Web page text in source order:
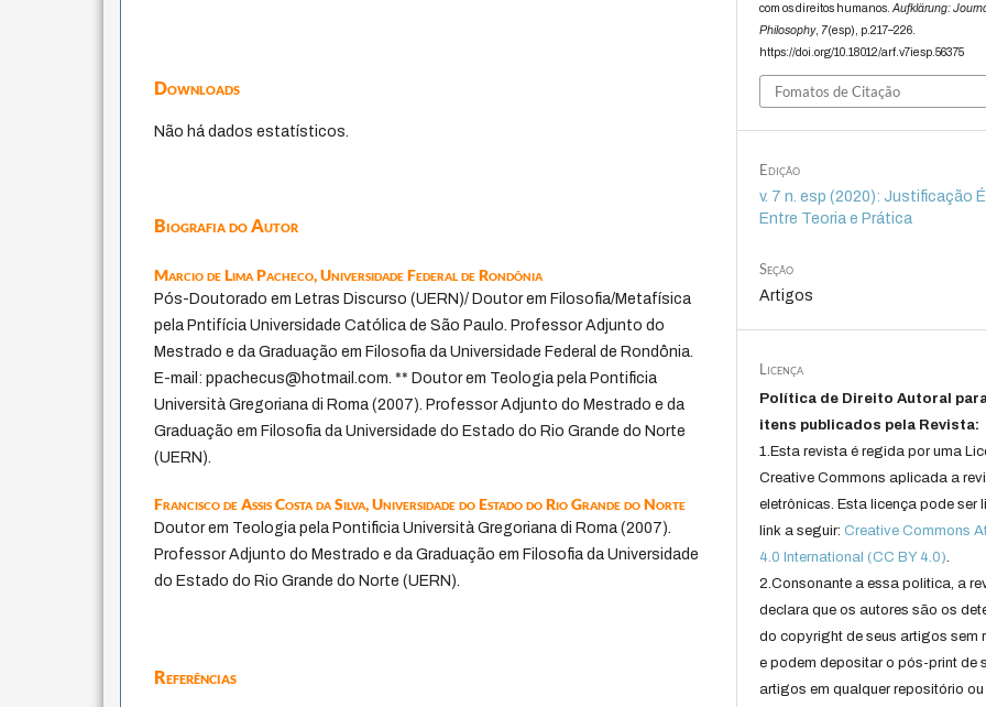
Downloads
Não há dados estatísticos.
Biografia do Autor
Marcio de Lima Pacheco,Universidade Federal de Rondônia
Pós-Doutorado em Letras Discurso (UERN)/ Doutor em Filosofia/Metafísica
pela Pntifícia Universidade Católica de São Paulo. Professor Adjunto do
Mestrado e da Graduação em Filosofia da Universidade Federal de Rondônia.
E-mail: ppachecus@hotmail.com. ** Doutor em Teologia pela Pontificia
Università Gregoriana di Roma (2007). Professor Adjunto do Mestrado e da
Graduação em Filosofia da Universidade do Estado do Rio Grande do Norte
(UERN).
Francisco de Assis Costa da Silva,Universidade do Estado do Rio Grande do Norte
Doutor em Teologia pela Pontificia Università Gregoriana di Roma (2007).
Professor Adjunto do Mestrado e da Graduação em Filosofia da Universidade
do Estado do Rio Grande do Norte (UERN).
Referências
com os direitos humanos.Aufklärung:
Philosophy, 7(esp), p.217–226.
https://doi.org/10.18012/arf.v7iesp.56375
Fomatos de Citação
Edição
v. 7 n. esp (2020): Justificação
Entre Teoria e Prática
Seção
Artigos
Licença
Política de Direito Autoral
itens publicados pela Revista:
1.Esta revista é regida por uma
Creative Commons aplicada a
eletrônicas. Esta licença pode ser
link a seguir:Creative Commons
4.0 International (CC BY 4.0).
2.Consonante a essa politica, a
declara que os autores são os
do copyright de seus artigos sem
e podem depositar o pós-print de
artigos em qualquer repositório ou